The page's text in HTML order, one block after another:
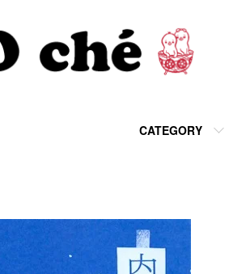
CATEGORY